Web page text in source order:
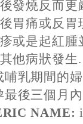
發燒反而更
胃痛或反胃
或是起紅腫
他病狀發生.
哺乳期間的
最後三個月
NAME: